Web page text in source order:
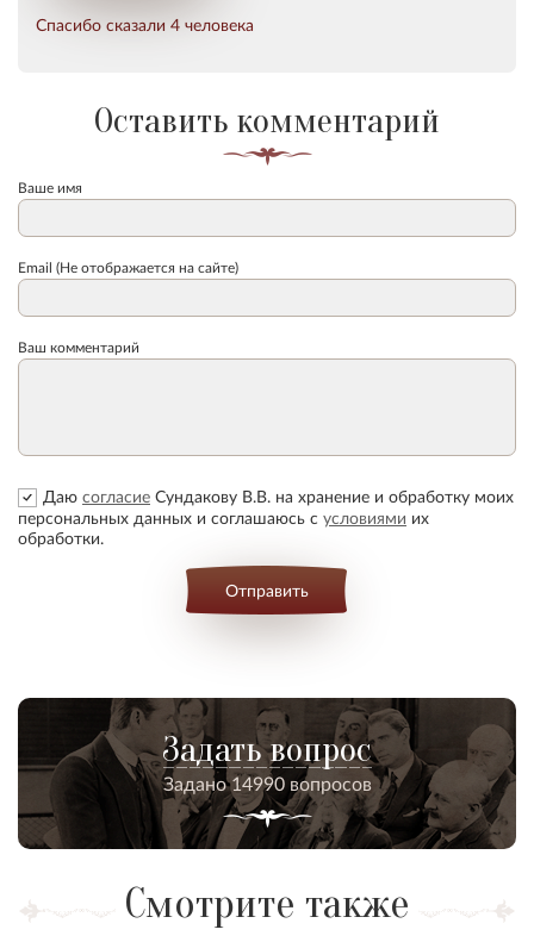
Спасибо сказали 4 человека
Оставить комментарий
Ваше имя
Email (Не отображается на сайте)
Ваш комментарий
Даю согласие Сундакову В.В. на хранение и обработку моих
персональных данных и соглашаюсь с условиями их
обработки.
Отправить
Задать вопрос
Задано 14990 вопросов
Смотрите также